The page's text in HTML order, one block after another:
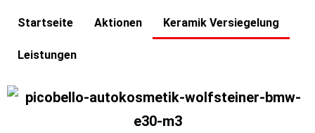
Startseite Aktionen Keramik Versiegelung
Leistungen